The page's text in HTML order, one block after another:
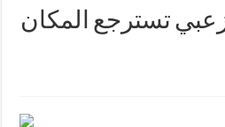
تسترجع المكان